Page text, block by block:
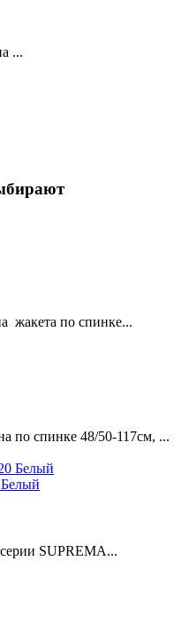
...
жакета по спинке...
по спинке 48/50-117см, ...
SUPREMA...